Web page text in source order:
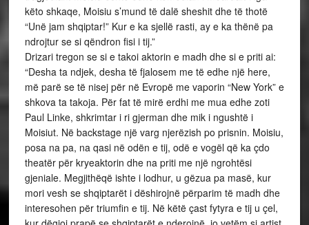
këto shkaqe, Moisiu s’mund të dalë sheshit dhe të thotë
“Unë jam shqiptar!” Kur e ka sjellë rasti, ay e ka thënë pa
ndrojtur se si qëndron fisi i tij.”
Drizari tregon se si e takoi aktorin e madh dhe si e priti ai:
“Desha ta ndjek, desha të fjalosem me të edhe një here,
më parë se të nisej për në Evropë me vaporin “New York” e
shkova ta takoja. Për fat të mirë erdhi me mua edhe zoti
Paul Linke, shkrimtar i ri gjerman dhe mik i ngushtë i
Moisiut. Në backstage një varg njerëzish po prisnin. Moisiu,
posa na pa, na qasi në odën e tij, odë e vogël që ka çdo
theatër për kryeaktorin dhe na priti me një ngrohtësi
gjeniale. Megjithëqë ishte i lodhur, u gëzua pa masë, kur
mori vesh se shqiptarët i dëshirojnë përparim të madh dhe
interesohen për triumfin e tij. Në këtë çast fytyra e tij u çel,